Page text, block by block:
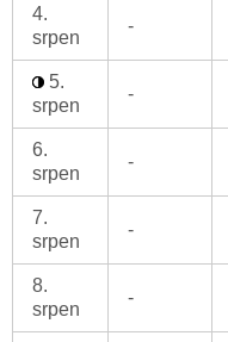
4.
srpen
-
5.
srpen
-
6.
srpen
-
7.
srpen
-
8.
srpen
-